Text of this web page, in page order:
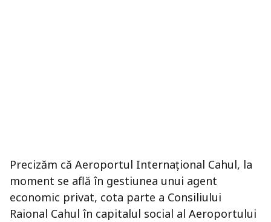
Precizăm că Aeroportul Internațional Cahul, la
moment se află în gestiunea unui agent
economic privat, cota parte a Consiliului
Raional Cahul în capitalul social al Aeroportului